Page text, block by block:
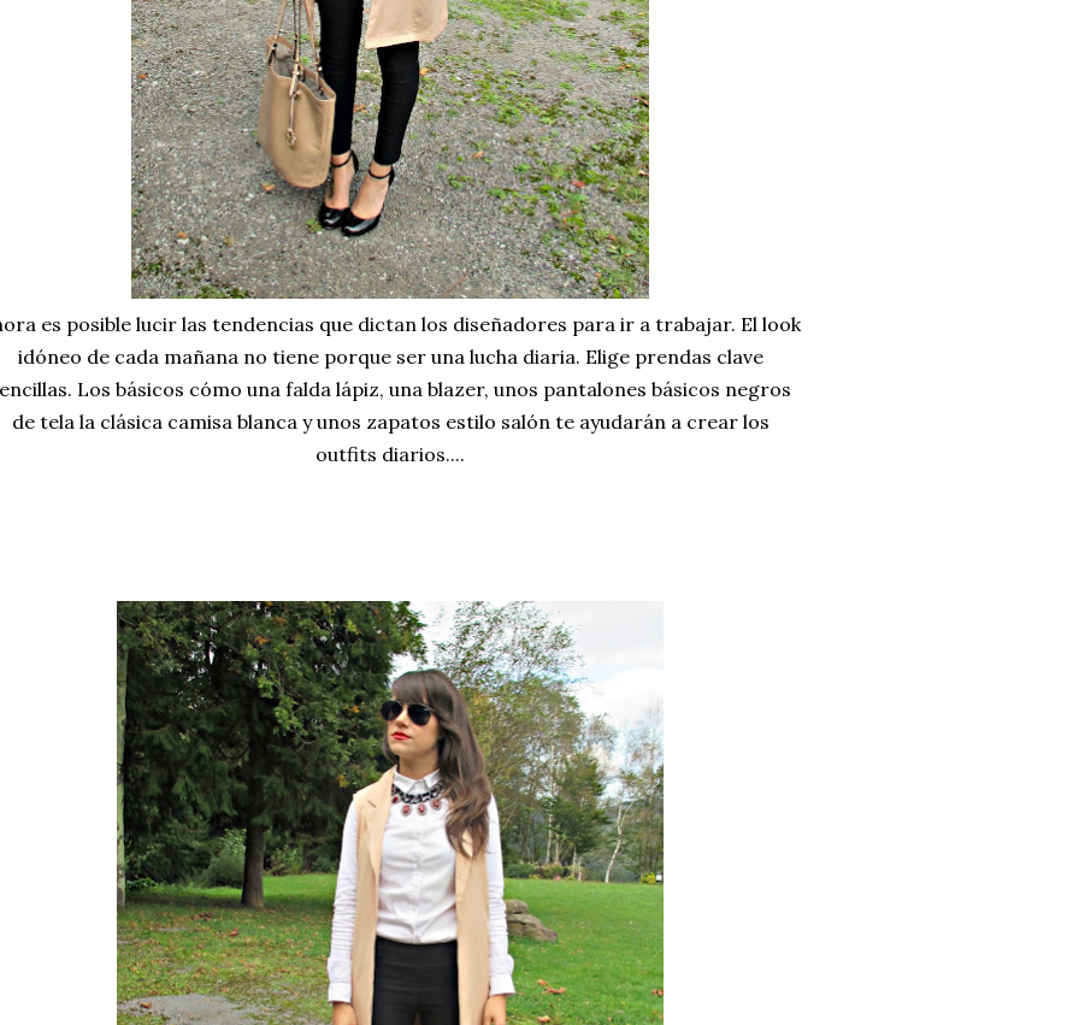
es posible lucir las tendencias que dictan los diseñadores para ir a trabajar. El look
idóneo de cada mañana no tiene porque ser una lucha diaria. Elige prendas clave
Los básicos cómo una falda lápiz, una blazer, unos pantalones básicos negros
de tela la clásica camisa blanca y unos zapatos estilo salón te ayudarán a crear los
outfits diarios....